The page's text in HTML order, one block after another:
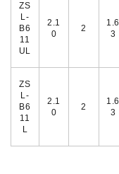
ZS
L-
B6
11
UL
2.1
0
2
1.6
3
ZS
L-
B6
11
L
2.1
0
2
1.6
3